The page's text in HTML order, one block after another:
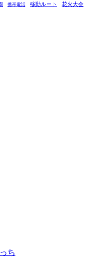
携帯電話 移動ルート 花火大会
ち